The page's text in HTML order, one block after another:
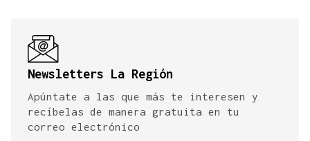
Newsletters La Región
Apúntate a las que más te interesen y
recíbelas de manera gratuita en tu
correo electrónico